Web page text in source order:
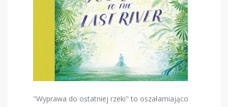
"Wyprawa do ostatniej rzeki" to oszałamiająco